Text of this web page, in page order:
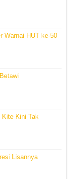
Warnai HUT ke-50
Kite Kini Tak
Lisannya